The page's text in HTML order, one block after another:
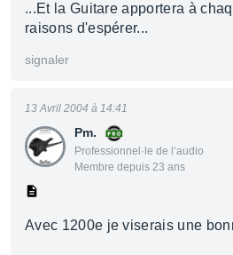
...Et la Guitare apportera à
raisons d'espérer...
signaler
Pm.
Professionnel·le de l’audio
Membre depuis 23 ans
13 Avril 2004 à 14:41
Avec 1200e je viserais une